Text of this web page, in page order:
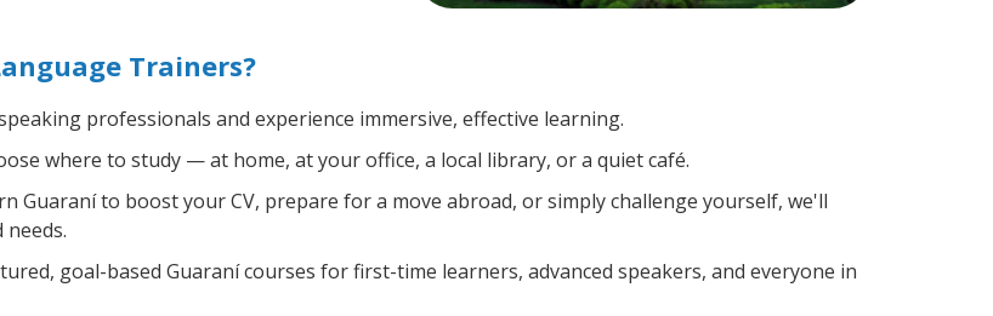
Trainers?
professionals and experience immersive, effective learning.
where to study — at home, at your office, a local library, or a quiet café.
Guaraní to boost your CV, prepare for a move abroad, or simply challenge yourself, we'll
goal-based Guaraní courses for first-time learners, advanced speakers, and everyone in